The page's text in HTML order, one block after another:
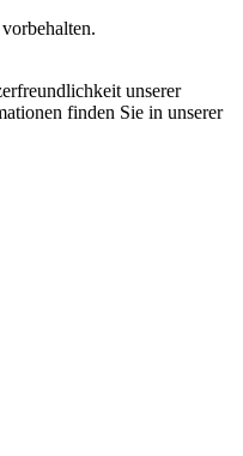
unserer
finden Sie in unserer